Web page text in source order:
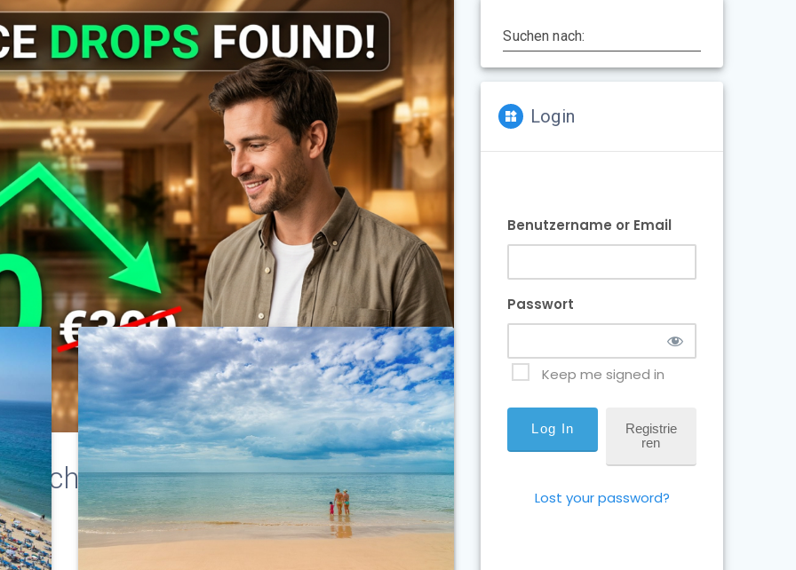
nicht das Du diese Webseite
Suchen nach:
Login
Benutzername or Email
Passwort
Keep me signed in
Registrie
Ren
Lost your password?